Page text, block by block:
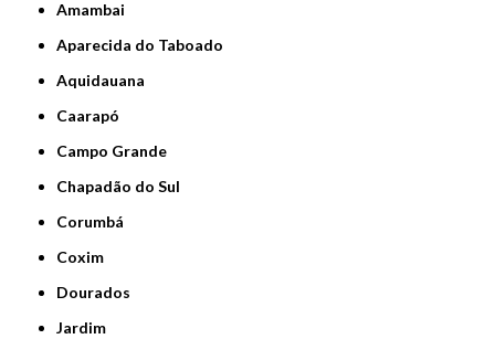
Amambai
Aparecida do Taboado
Aquidauana
Caarapó
Campo Grande
Chapadão do Sul
Corumbá
Coxim
Dourados
Jardim